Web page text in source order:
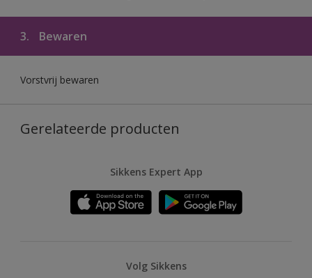
3. Bewaren
Vorstvrij bewaren
Gerelateerde producten
Sikkens Expert App
Volg Sikkens